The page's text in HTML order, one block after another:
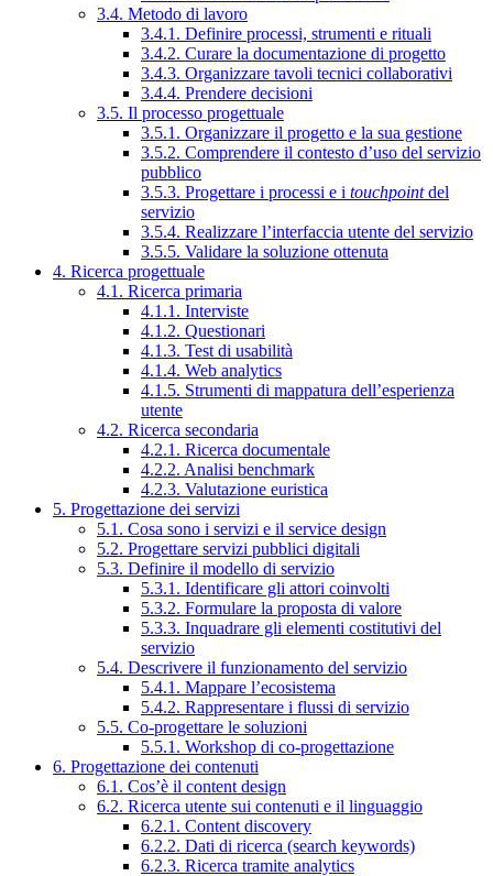
3.4. Metodo di lavoro
3.4.1. Definire processi, strumenti e rituali
3.4.2. Curare la documentazione di progetto
3.4.3. Organizzare tavoli tecnici collaborativi
3.4.4. Prendere decisioni
3.5. Il processo progettuale
3.5.1. Organizzare il progetto e la sua gestione
3.5.2. Comprendere il contesto d’uso del servizio
pubblico
3.5.3. Progettare i processi e i touchpointdel
servizio
3.5.4. Realizzare l’interfaccia utente del servizio
3.5.5. Validare la soluzione ottenuta
4. Ricerca progettuale
4.1. Ricerca primaria
4.1.1. Interviste
4.1.2. Questionari
4.1.3. Test di usabilità
4.1.4. Web analytics
4.1.5. Strumenti di mappatura dell’esperienza
utente
4.2. Ricerca secondaria
4.2.1. Ricerca documentale
4.2.2. Analisi benchmark
4.2.3. Valutazione euristica
5. Progettazione dei servizi
5.1. Cosa sono i servizi e il service design
5.2. Progettare servizi pubblici digitali
5.3. Definire il modello di servizio
5.3.1. Identificare gli attori coinvolti
5.3.2. Formulare la proposta di valore
5.3.3. Inquadrare gli elementi costitutivi del
servizio
5.4. Descrivere il funzionamento del servizio
5.4.1. Mappare l’ecosistema
5.4.2. Rappresentare i flussi di servizio
5.5. Co-progettare le soluzioni
5.5.1. Workshop di co-progettazione
6. Progettazione dei contenuti
6.1. Cos’è il content design
6.2. Ricerca utente sui contenuti e il linguaggio
6.2.1. Content discovery
6.2.2. Dati di ricerca (search keywords)
6.2.3. Ricerca tramite analytics